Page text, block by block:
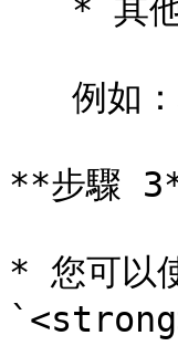
**步驟
* 您可以